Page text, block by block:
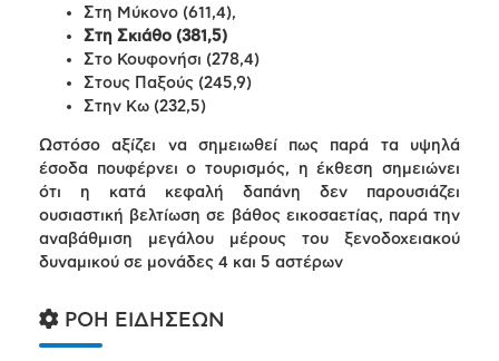
Στη Μύκονο (611,4),
Στη Σκιάθο (381,5)
Στο Κουφονήσι (278,4)
Στους Παξούς (245,9)
Στην Κω (232,5)
Ωστόσο αξίζει να σημειωθεί πως παρά τα υψηλά
έσοδα πουφέρνει ο τουρισμός, η έκθεση σημειώνει
ότι η κατά κεφαλή δαπάνη δεν παρουσιάζει
ουσιαστική βελτίωση σε βάθος εικοσαετίας, παρά την
αναβάθμιση μεγάλου μέρους του ξενοδοχειακού
δυναμικού σε μονάδες 4 και 5 αστέρων
ΡΟΗ ΕΙΔΗΣΕΩΝ